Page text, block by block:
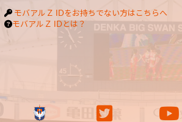
モバアルＺ IDをお持ちでない方はこちらへ
モバアルＺ IDとは？